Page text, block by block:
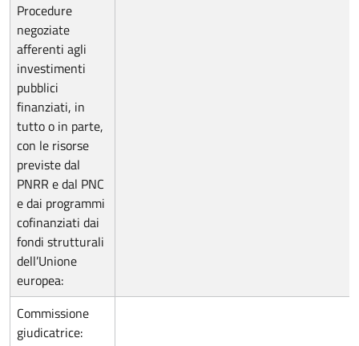
Procedure
negoziate
afferenti agli
investimenti
pubblici
finanziati, in
tutto o in parte,
con le risorse
previste dal
PNRR e dal PNC
e dai programmi
cofinanziati dai
fondi strutturali
dell’Unione
europea:
Commissione
giudicatrice: